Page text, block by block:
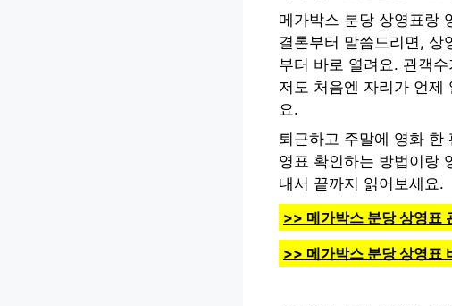
메가박스 분당 상영표랑
결론부터 말씀드리면, 상
부터 바로 열려요. 관객
저도 처음엔 자리가 언제
요.
퇴근하고 주말에 영화 한
영표 확인하는 방법이랑
내서 끝까지 읽어보세요.
>> 메가박스 분당 상영표
>> 메가박스 분당 상영표